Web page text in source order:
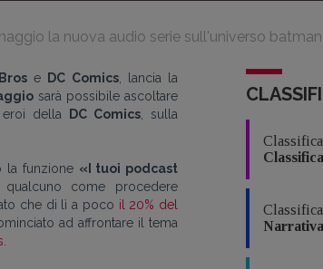
la nuova audio serie sull'universo batman
e DC Comics, lancia la
sarà possibile ascoltare
della DC Comics, sulla
la funzione «I tuoi podcast
come procedere
che di lì a poco il 20% del
ad affrontare il tema